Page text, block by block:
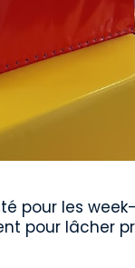
pour les
pour lâcher